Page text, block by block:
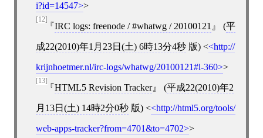
i?id=14547 >
[12]
IRC logs: freenode / #whatwg / 20100121 (平
成22(2010)年1月23日(土) 6時13分4秒版) < http://
krijnhoetmer.nl/irc-logs/whatwg/20100121#l-360 >
[13]
HTML5 Revision Tracker (平成22(2010)年2
月13日(土) 14時2分0秒版) < http://html5.org/tools/
web-apps-tracker?from=4701&to=4702 >